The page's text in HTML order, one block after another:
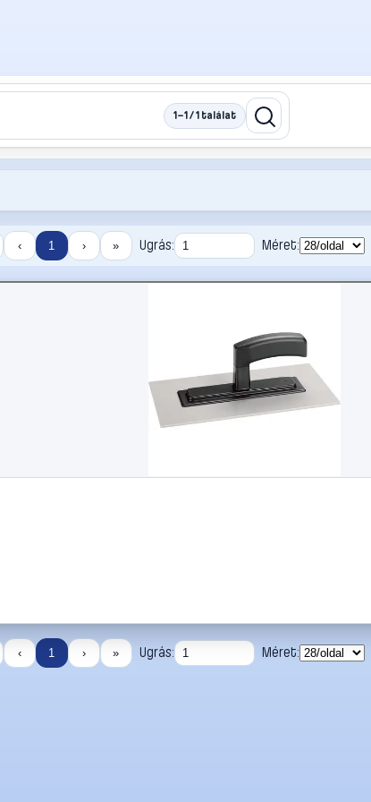
1–1 / 1 találat
‹ 1 › » Ugrás: Méret:
‹ 1 › » Ugrás: Méret: